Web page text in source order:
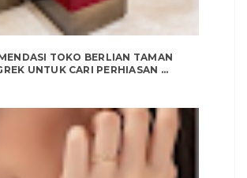
TOKO BERLIAN TAMAN
UNTUK CARI PERHIASAN ...